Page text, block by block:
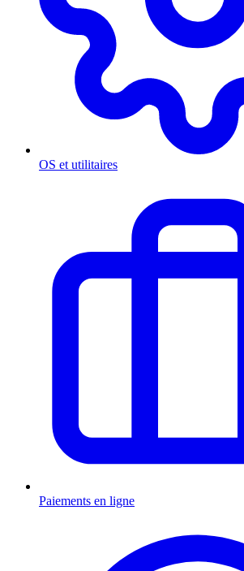
OS et utilitaires
Paiements en ligne